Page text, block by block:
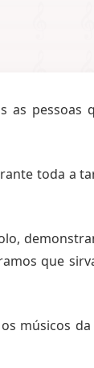
as
toda a
que
músicos